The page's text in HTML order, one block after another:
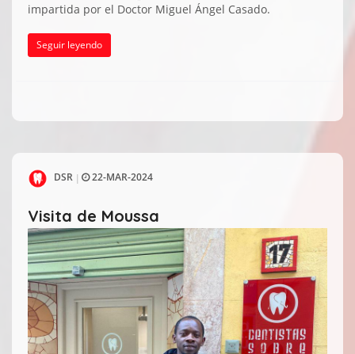
impartida por el Doctor Miguel Ángel Casado.
Seguir leyendo
DSR | 22-MAR-2024
Visita de Moussa